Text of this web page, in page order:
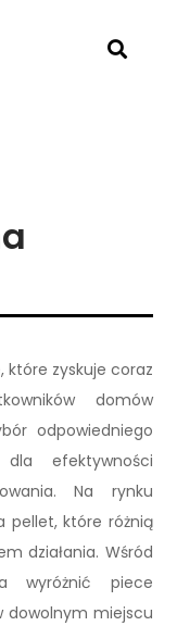
które zyskuje coraz
domów
odpowiedniego
efektywności
Na rynku
pellet, które różnią
działania. Wśród
wyróżnić piece
dowolnym miejscu